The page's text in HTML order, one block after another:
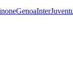
GenoaInter